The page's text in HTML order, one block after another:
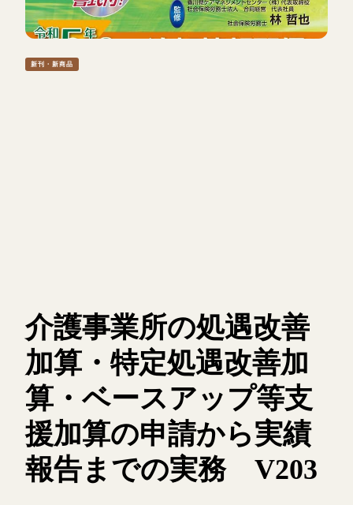
新刊・新商品
介護事業所の処遇改善
加算・特定処遇改善加
算・ベースアップ等支
援加算の申請から実績
報告までの実務 V203